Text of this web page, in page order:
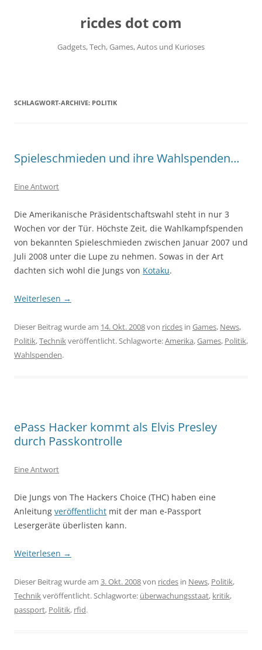
ricdes dot com
Gadgets, Tech, Games, Autos und Kurioses
SCHLAGWORT-ARCHIVE: POLITIK
Spieleschmieden und ihre Wahlspenden…
Eine Antwort
Die Amerikanische Präsidentschaftswahl steht in nur 3
Wochen vor der Tür. Höchste Zeit, die Wahlkampfspenden
von bekannten Spieleschmieden zwischen Januar 2007 und
Juli 2008 unter die Lupe zu nehmen. Sowas in der Art
dachten sich wohl die Jungs von Kotaku.
Weiterlesen →
Dieser Beitrag wurde am 14. Okt. 2008von ricdes in Games, News,
Politik,Technikveröffentlicht. Schlagworte:Amerika,Games, Politik,
Wahlspenden.
ePass Hacker kommt als Elvis Presley
durch Passkontrolle
Eine Antwort
Die Jungs von The Hackers Choice (THC) haben eine
Anleitung veröffentlicht mit der man e-Passport
Lesergeräte überlisten kann.
Weiterlesen →
Dieser Beitrag wurde am 3. Okt. 2008von ricdes in News, Politik,
Technikveröffentlicht. Schlagworte: überwachungsstaat, kritik,
passport, Politik, rfid.